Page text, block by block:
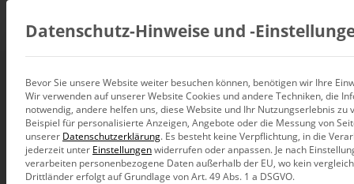
Beratung
Datenintegration
Individuelle Datenarchitektur-
BI und Analytics
Ganzheitliche Data-Analytics-
Datenschutz-Hinweise und
Bevor Sie unsere Website weiter besuchen können, benötigen wir Ihre
Wir verwenden auf unserer Website Cookies und andere Techniken, die
notwendig, andere helfen uns, diese Website und Ihr Nutzungserlebnis zu
Beispiel für personalisierte Anzeigen, Angebote oder die Messung von
unserer Datenschutzerklärung. Es besteht keine Verpflichtung, in die
jederzeit unter Einstellungenwiderrufen oder anpassen. Je nach
verarbeiten personenbezogene Daten außerhalb der EU, wo kein
Drittländer erfolgt auf Grundlage von Art. 49 Abs. 1 a DSGVO.